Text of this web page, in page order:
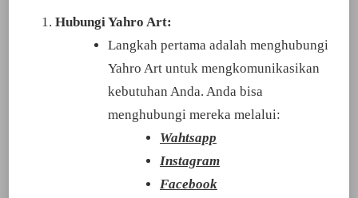
Hubungi Yahro Art:
Langkah pertama adalah menghubungi
Yahro Art untuk mengkomunikasikan
kebutuhan Anda. Anda bisa
menghubungi mereka melalui:
Wahtsapp
Instagram
Facebook